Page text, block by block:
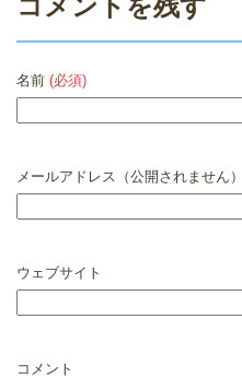
コメントを残す
名前 (必須)
メールアドレス（公開されません）
ウェブサイト
コメント